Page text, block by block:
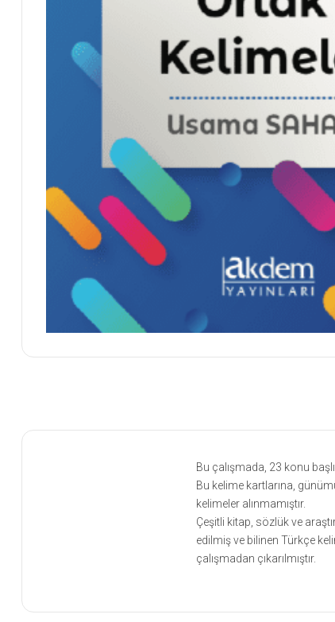
Bu çalışmada, 23 konu
Bu kelime kartlarına,
kelimeler alınmamıştır.
Çeşitli kitap, sözlük ve
edilmiş ve bilinen Türkçe
çalışmadan çıkarılmıştır.